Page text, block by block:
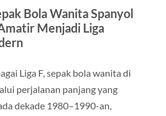
Bola Wanita Spanyol
Menjadi Liga
Liga F, sepak bola wanita di
perjalanan panjang yang
dekade 1980–1990-an,